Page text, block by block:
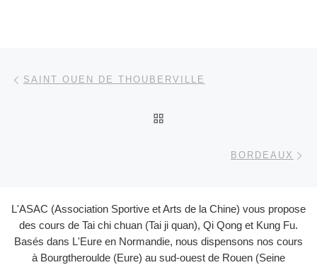
Parcourir les articles
SAINT OUEN DE THOUBERVILLE
BORDEAUX
L'ASAC (Association Sportive et Arts de la Chine) vous propose
des cours de Tai chi chuan (Tai ji quan), Qi Qong et Kung Fu.
Basés dans L'Eure en Normandie, nous dispensons nos cours
à Bourgtheroulde (Eure) au sud-ouest de Rouen (Seine